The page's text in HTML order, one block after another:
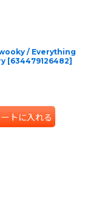
/ Everything
[634479126482]
トに入れる